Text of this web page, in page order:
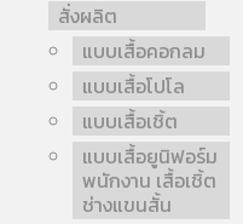
สั่งผลิต
แบบเสื้อคอกลม
แบบเสื้อโปโล
แบบเสื้อเชิ้ต
แบบเสื้อยูนิฟอร์ม
พนักงาน เสื้อเชิ้ต
ช่างแขนสั้น